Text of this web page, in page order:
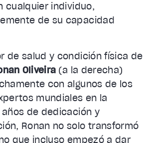
cualquier individuo,
de su capacidad
de salud y condición física de
Oliveira (a la derecha)
con algunos de los
mundiales en la
años de dedicación y
Ronan no solo transformó
que incluso empezó a dar